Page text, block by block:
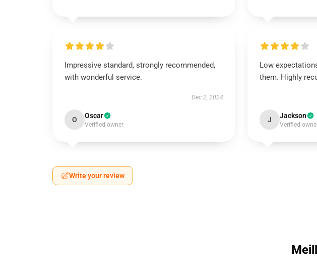
Impressive standard, strongly recommended,
with wonderful service.
Dec 2, 2024
O Oscar
Verified owner
Low
them. Highly
J Jackson
Verified
Write your review